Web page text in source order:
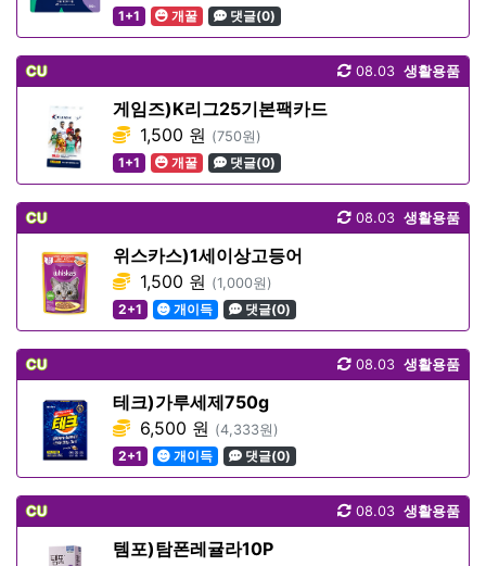
1+1
개꿀 댓글(0)
CU 생활용품
08.03
게임즈)K리그25기본팩카드
1,500 원 (750원)
1+1
개꿀 댓글(0)
CU 생활용품
08.03
위스카스)1세이상고등어
1,500 원 (1,000원)
2+1
개이득 댓글(0)
CU 생활용품
08.03
테크)가루세제750g
6,500 원 (4,333원)
2+1
개이득 댓글(0)
CU 생활용품
08.03
템포)탐폰레귤라10P